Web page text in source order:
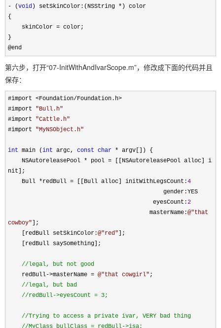
- (void) setSkinColor:(NSString * ) color
{
skinColor = color;
}
@end
第六步，打开“07-InitWithAndIvarScope.m”，修改成下面的代码并且
保存：
#import <Foundation/Foundation.h>
#import "Bull.h"
#import "Cattle.h"
#import "MyNSObject.h"
int main (int argc, const char * argv[]) {
NSAutoreleasePool * pool = [[NSAutoreleasePool alloc] i
nit];
Bull *redBull = [[Bull alloc] initWithLegsCount:4
gender:YES
eyesCount:2
masterName:@"that
cowboy"];
[redBull setSkinColor:@"red"];
[redBull saySomething];
//legal, but not good
redBull->masterName = @"that cowgirl" ;
//legal, but bad
//redBull->eyesCount = 3;
//Trying to access a private ivar, VERY bad thing
//MyClass bullClass = redBull->isa;